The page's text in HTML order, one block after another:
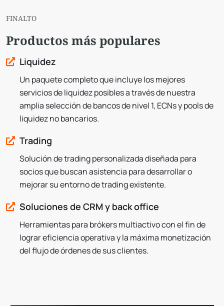
FINALTO
Productos más populares
Liquidez
Un paquete completo que incluye los mejores
servicios de liquidez posibles a través de nuestra
amplia selección de bancos de nivel 1, ECNs y pools de
liquidez no bancarios.
Trading
Solución de trading personalizada diseñada para
socios que buscan asistencia para desarrollar o
mejorar su entorno de trading existente.
Soluciones de CRM y back office
Herramientas para brókers multiactivo con el fin de
lograr eficiencia operativa y la máxima monetización
del flujo de órdenes de sus clientes.